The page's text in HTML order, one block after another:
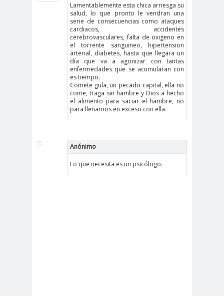
Lamentablemente esta chica arriesga su
salud, lo que pronto le vendran una
serie de consecuencias como ataques
cardiacos, accidentes
cerebrovasculares, falta de oxigeno en
el torrente sanguineo, hipertension
arterial, diabetes, hasta que llegara un
día que va a agonizar con tantas
enfermedades que se acumularan con
es tiempo.
Comete gula, un pecado capital, ella no
come, traga sin hambre y Dios a hecho
el alimento para saciar el hambre, no
para llenarnos en exceso con ella.
Anónimo
Lo que necesita es un psicólogo.